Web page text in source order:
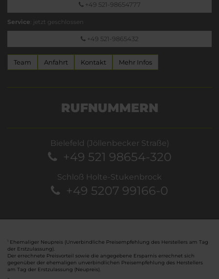
+49 521-98654777
Service: jetzt geschlossen
+49 521-9865432
Team Anfahrt Kontakt Mehr Infos
RUFNUMMERN
Bielefeld (Jöllenbecker Straße)
+49 521 98654-320
Schloß Holte-Stukenbrock
+49 5207 99166-0
Ehemaliger Neupreis (Unverbindliche Preisempfehlung des Herstellers am Tag
der Erstzulassung).
Der errechnete Preisvorteil sowie die angegebene Ersparnis errechnet sich
gegenüber der ehemaligen unverbindlichen Preisempfehlung des Herstellers
am Tag der Erstzulassung (Neupreis).